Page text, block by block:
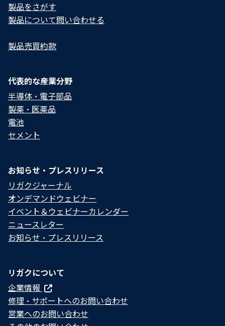
製品をさがす
製品について問い合わせる​
製品売買約款
代表的な産業分野
半導体・電子部品
製薬・医薬品
電池
セメント
お知らせ・プレスリリース
リガクジャーナル
オンデマンドウェビナー
イベント＆ウェビナーカレンダー
ニュースレター
お知らせ・プレスリリース
リガクについて
企業情報
修理・サポートへのお問い合わせ
営業へのお問い合わせ